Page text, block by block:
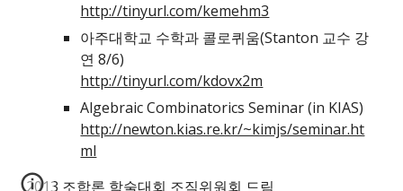
http://tinyurl.com/kemehm3
아주대학교 수학과 콜로퀴움(Stanton 교수 강
연 8/6)
http://tinyurl.com/kdovx2m
Algebraic Combinatorics Seminar (in KIAS)
http://newton.kias.re.kr/~kimjs/seminar.ht
ml
2013 조합론 학술대회 조직위원회 드림